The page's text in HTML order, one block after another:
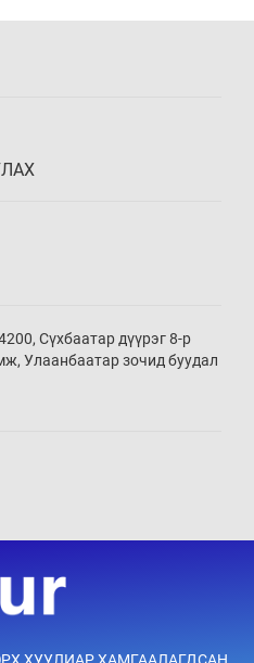
Сүхбаатар дүүрэг 8-р
Улаанбаатар зочид буудал